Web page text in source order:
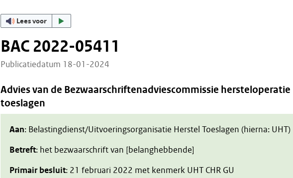
Lees voor
BAC 2022-05411
Publicatiedatum 18-01-2024
Advies van de Bezwaarschriftenadviescommissie hersteloperatie
toeslagen
Aan: Belastingdienst/Uitvoeringsorganisatie Herstel Toeslagen (hierna: UHT)
Betreft: het bezwaarschrift van [belanghebbende]
Primair besluit: 21 februari 2022 met kenmerk UHT CHR GU